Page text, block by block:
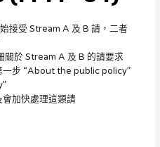
接受 Stream A 及 B 請，二者
於 Stream A 及 B 的請要求
一步 “About the public policy”
加快處理這類請